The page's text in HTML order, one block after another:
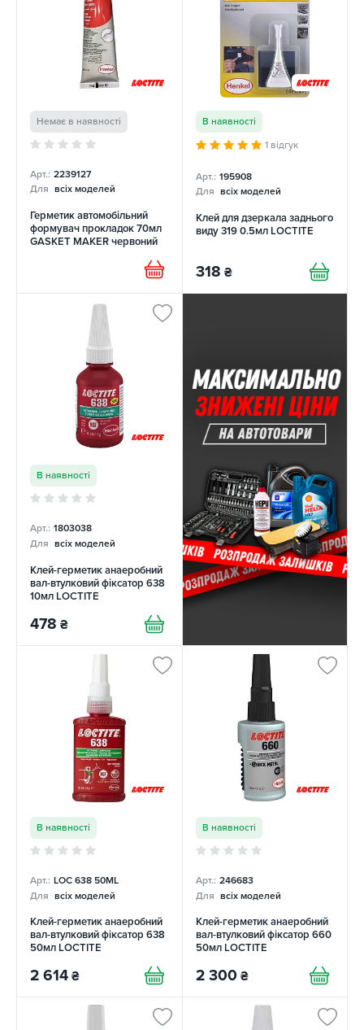
Немає в наявності
Арт.: 2239127
Для всіх моделей
Герметик автомобільний
формувач прокладок 70мл
GASKET MAKER червоний
В наявності
1 відгук
Арт.: 195908
Для всіх моделей
Клей для дзеркала заднього
виду 319 0.5мл LOCTITE
318 ₴
В наявності
Арт.: 1803038
Для всіх моделей
Клей-герметик анаеробний
вал-втулковий фіксатор 638
10мл LOCTITE
478 ₴
В наявності
Арт.: LOC 638 50ML
Для всіх моделей
Клей-герметик анаеробний
вал-втулковий фіксатор 638
50мл LOCTITE
2 614 ₴
В наявності
Арт.: 246683
Для всіх моделей
Клей-герметик анаеробний
вал-втулковий фіксатор 660
50мл LOCTITE
2 300 ₴